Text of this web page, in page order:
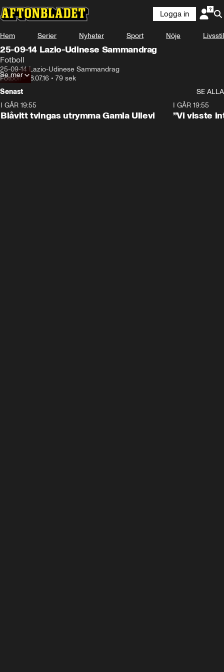
Logga in
Hem Serier Nyheter Sport Nöje Livsstil
25-09-14 Lazio-Udinese Sammandrag
Fotboll
25-09-14 Lazio-Udinese Sammandrag
Fotboll•18.07.16 • 79 sek
Se mer
Senast
SE ALLA
I GÅR 19:55
Blåvitt tvingas utrymma Gamla Ullevi
I GÅR 19:55
”Vi visste